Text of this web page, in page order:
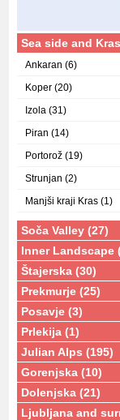
Sea side and
Ankaran (6)
Koper (20)
Izola (31)
Piran (14)
Portorož (19)
Strunjan (2)
Manjši kraji Kras (1)
Soča Valley (27)
Inner Landscape
Štajerska (30)
Prekmurje (25)
Posavje (3)
Prlekija (1)
Julian Alps (195)
Gorenjska (10)
Dolenjska (21)
Ljubljana and